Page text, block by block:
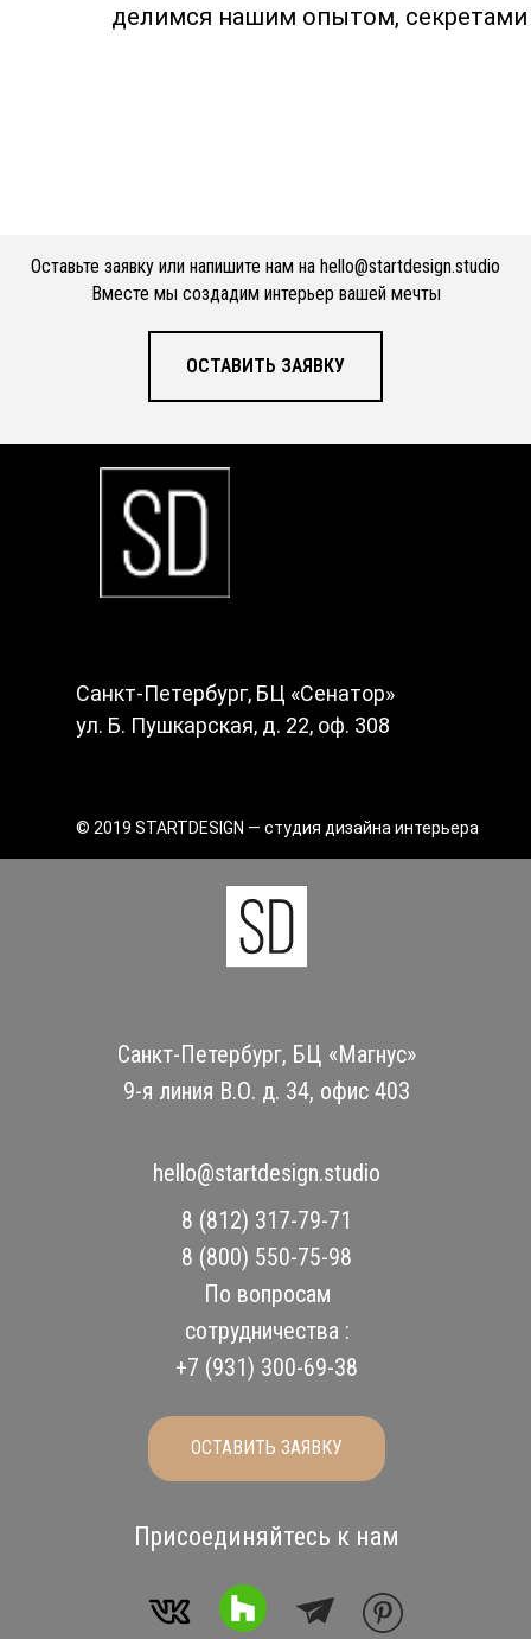
делимся нашим опытом,
Оставьте заявку или напишите нам на hello@startdesign.studio
Вместе мы создадим интерьер вашей мечты
ОСТАВИТЬ ЗАЯВКУ
Санкт-Петербург, БЦ «Сенатор»
ул. Б. Пушкарская, д. 22, оф. 308
© 2019 STARTDESIGN — студия дизайна интерьера
Санкт-Петербург, БЦ «Магнус»
9-я линия В.О. д. 34, офис 403
8 (812) 317-79-71
8 (800) 550-75-98
По вопросам
сотрудничества :
+7 (931) 300-69-38
hello@startdesign.studio
Присоединяйтесь к нам
ОСТАВИТЬ ЗАЯВКУ